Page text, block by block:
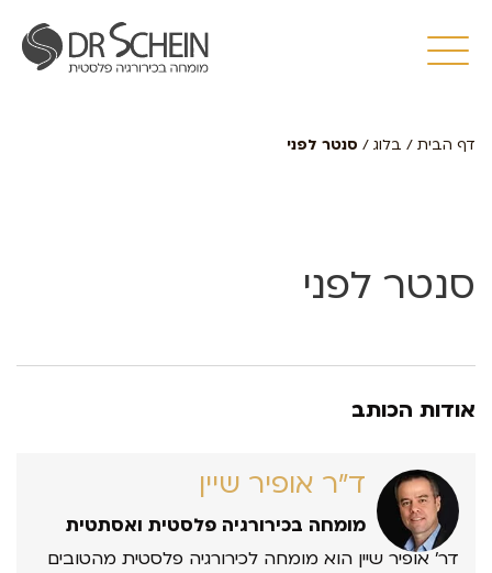
דף הבית / בלוג / סנטר לפני
סנטר לפני
אודות הכותב
ד״ר אופיר שיין
מומחה בכירורגיה פלסטית ואסתטית
דר’ אופיר שיין הוא מומחה לכירורגיה פלסטית מהטובים